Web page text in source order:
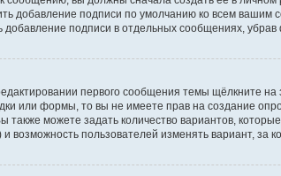
добавление подписи по умолчанию ко всем
добавление подписи в отдельных сообщениях,
первого сообщения темы щёлкните на
или формы, то вы не имеете прав на создание
также можете задать количество вариантов,
возможность пользователей изменять вариант, за